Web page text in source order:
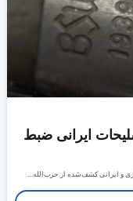
ایرانی ضبط
و ایرانی کشف‌شده از حزب‌الله…